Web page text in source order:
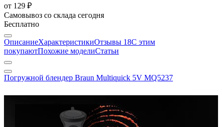
от 129 ₽
Самовывоз со склада сегодня
Бесплатно
ОписаниеХарактеристикиОтзывы 18С этим
покупаютПохожие моделиСтатьи
Погружной блендер Braun Multiquick 5V MQ5237